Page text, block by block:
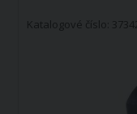
Katalogové číslo: 37342